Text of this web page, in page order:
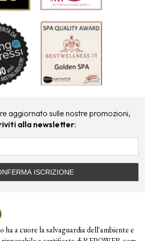
aggiornato sulle nostre promozioni,
alla newsletter:
a cuore la salvaguardia dell'ambiente e